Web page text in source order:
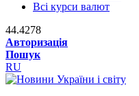
Всі курси валют
44.4278
Авторизація
Пошук
RU